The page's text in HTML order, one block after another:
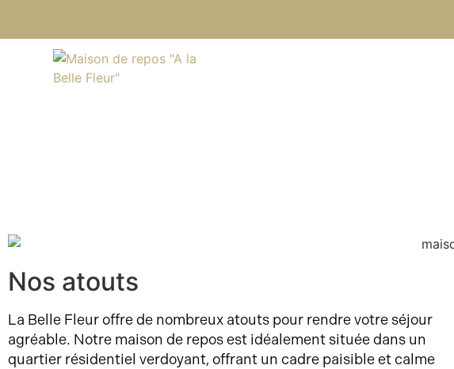
Nos atouts
La Belle Fleur offre de nombreux atouts pour rendre votre séjour
agréable. Notre maison de repos est idéalement située dans un
quartier résidentiel verdoyant, offrant un cadre paisible et calme